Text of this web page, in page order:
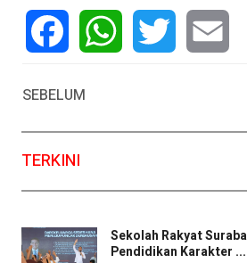
SEBELUM
TERKINI
Sekolah Rakyat
Pendidikan Karakter ...